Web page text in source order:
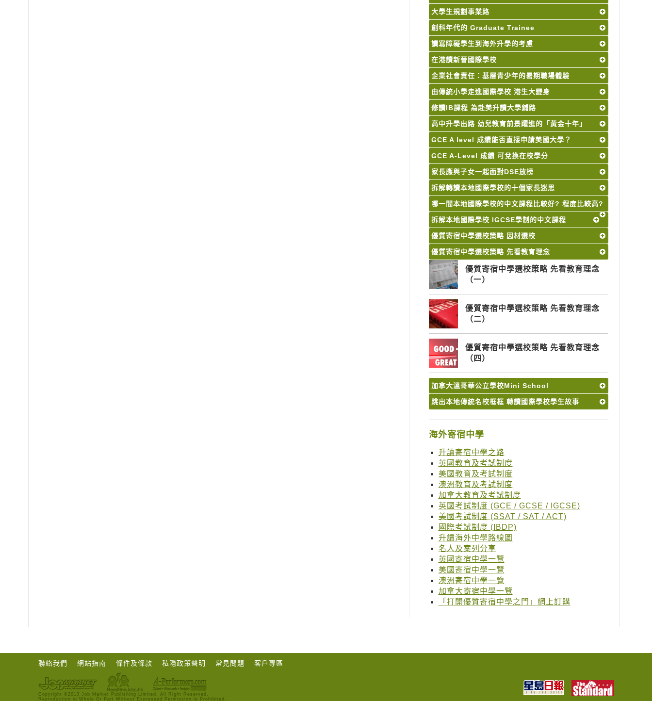
大學生規劃事業路
創科年代的 Graduate Trainee
讀寫障礙學生到海外升學的考慮
在港讀新晉國際學校
企業社會責任：基層青少年的暑期職場體驗
由傳統小學走進國際學校 港生大變身
修讀IB課程 為赴美升讀大學鋪路
高中升學出路 幼兒教育前景躍進的「黃金十年」
GCE A level 成績能否直接申請美國大學？
GCE A-Level 成績 可兌換在校學分
家長應與子女一起面對DSE放榜
拆解轉讀本地國際學校的十個家長迷思
哪一間本地國際學校的中文課程比較好? 程度比較高?
拆解本地國際學校 IGCSE學制的中文課程
優質寄宿中學選校策略 因材選校
優質寄宿中學選校策略 先看教育理念
優質寄宿中學選校策略 先看教育理念
（一）
優質寄宿中學選校策略 先看教育理念
（二）
優質寄宿中學選校策略 先看教育理念
（四）
加拿大溫哥華公立學校Mini School
跳出本地傳統名校框框 轉讀國際學校學生故事
海外寄宿中學
升讀寄宿中學之路
英國教育及考試制度
美國教育及考試制度
澳洲教育及考試制度
加拿大教育及考試制度
英國考試制度 (GCE / GCSE / IGCSE)
美國考試制度 (SSAT / SAT / ACT)
國際考試制度 (IBDP)
升讀海外中學路線圖
名人及案列分享
英國寄宿中學一覽
美國寄宿中學一覽
澳洲寄宿中學一覽
加拿大寄宿中學一覽
「打開優質寄宿中學之門」網上訂購
聯絡我們 網站指南 條件及條款 私隱政策聲明 常見問題 客戶專區
Copyright ©2013 Job Market Publishing Limited. All Right Reserved.
Reproduction in Whole Or Part Without Expressed Permission is Prohibited.